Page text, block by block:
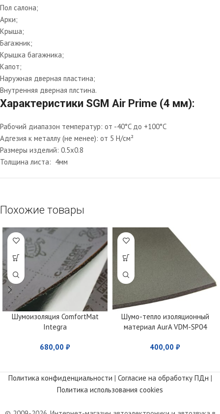
Пол салона;
Арки;
Крыша;
Багажник;
Крышка багажника;
Капот;
Наружная дверная пластина;
Внутренняя дверная плстина.
Характеристики SGM Air Prime (4 мм):
Рабочий диапазон температур: от -40°C до +100°C
Адгезия к металлу (не менее): от 5 Н/см²
Размеры изделий: 0.5х0.8
Толщина листа: 4мм
Похожие товары
Шумоизоляция ComfortMat
Integra
680,00 ₽
Шумо-тепло изоляционный
материал AurA VDM-SP04
400,00 ₽
Политика конфиденциальности | Согласие на обработку ПДн |
Политика использования cookies